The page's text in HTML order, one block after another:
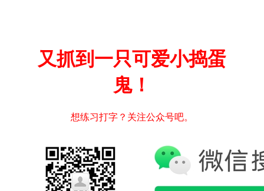
又抓到一只可爱小捣蛋
鬼！
想练习打字？关注公众号吧。